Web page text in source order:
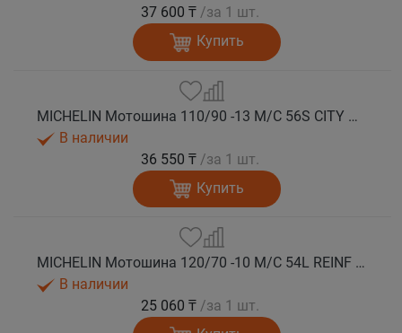
37 600 ₸ /за 1 шт.
Купить
MICHELIN Мотошина 110/90 -13 M/C 56S CITY GRIP 2 F TL
В наличии
36 550 ₸ /за 1 шт.
Купить
MICHELIN Мотошина 120/70 -10 M/C 54L REINF CITY GRIP 2 R TL
В наличии
25 060 ₸ /за 1 шт.